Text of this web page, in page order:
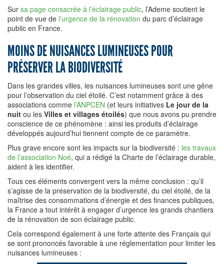
Sur sa page consacrée à l’éclairage public, l’Ademe soutient le
point de vue de l’urgence de la rénovation du parc d’éclairage
public en France.
MOINS DE NUISANCES LUMINEUSES POUR
PRÉSERVER LA BIODIVERSITÉ
Dans les grandes villes, les nuisances lumineuses sont une gêne
pour l’observation du ciel étoilé. C’est notamment grâce à des
associations comme l’ANPCEN (et leurs initiatives Le jour de la
nuit ou les Villes et villages étoilés) que nous avons pu prendre
conscience de ce phénomène : ainsi les produits d’éclairage
développés aujourd’hui tiennent compte de ce paramètre.
Plus grave encore sont les impacts sur la biodiversité : les travaux
de l’association Noé, qui a rédigé la Charte de l’éclairage durable,
aident à les identifier.
Tous ces éléments convergent vers la même conclusion : qu’il
s’agisse de la préservation de la biodiversité, du ciel étoilé, de la
maîtrise des consommations d’énergie et des finances publiques,
la France a tout intérêt à engager d’urgence les grands chantiers
de la rénovation de son éclairage public.
Cela correspond également à une forte attente des Français qui
se sont prononcés favorable à une réglementation pour limiter les
nuisances lumineuses :